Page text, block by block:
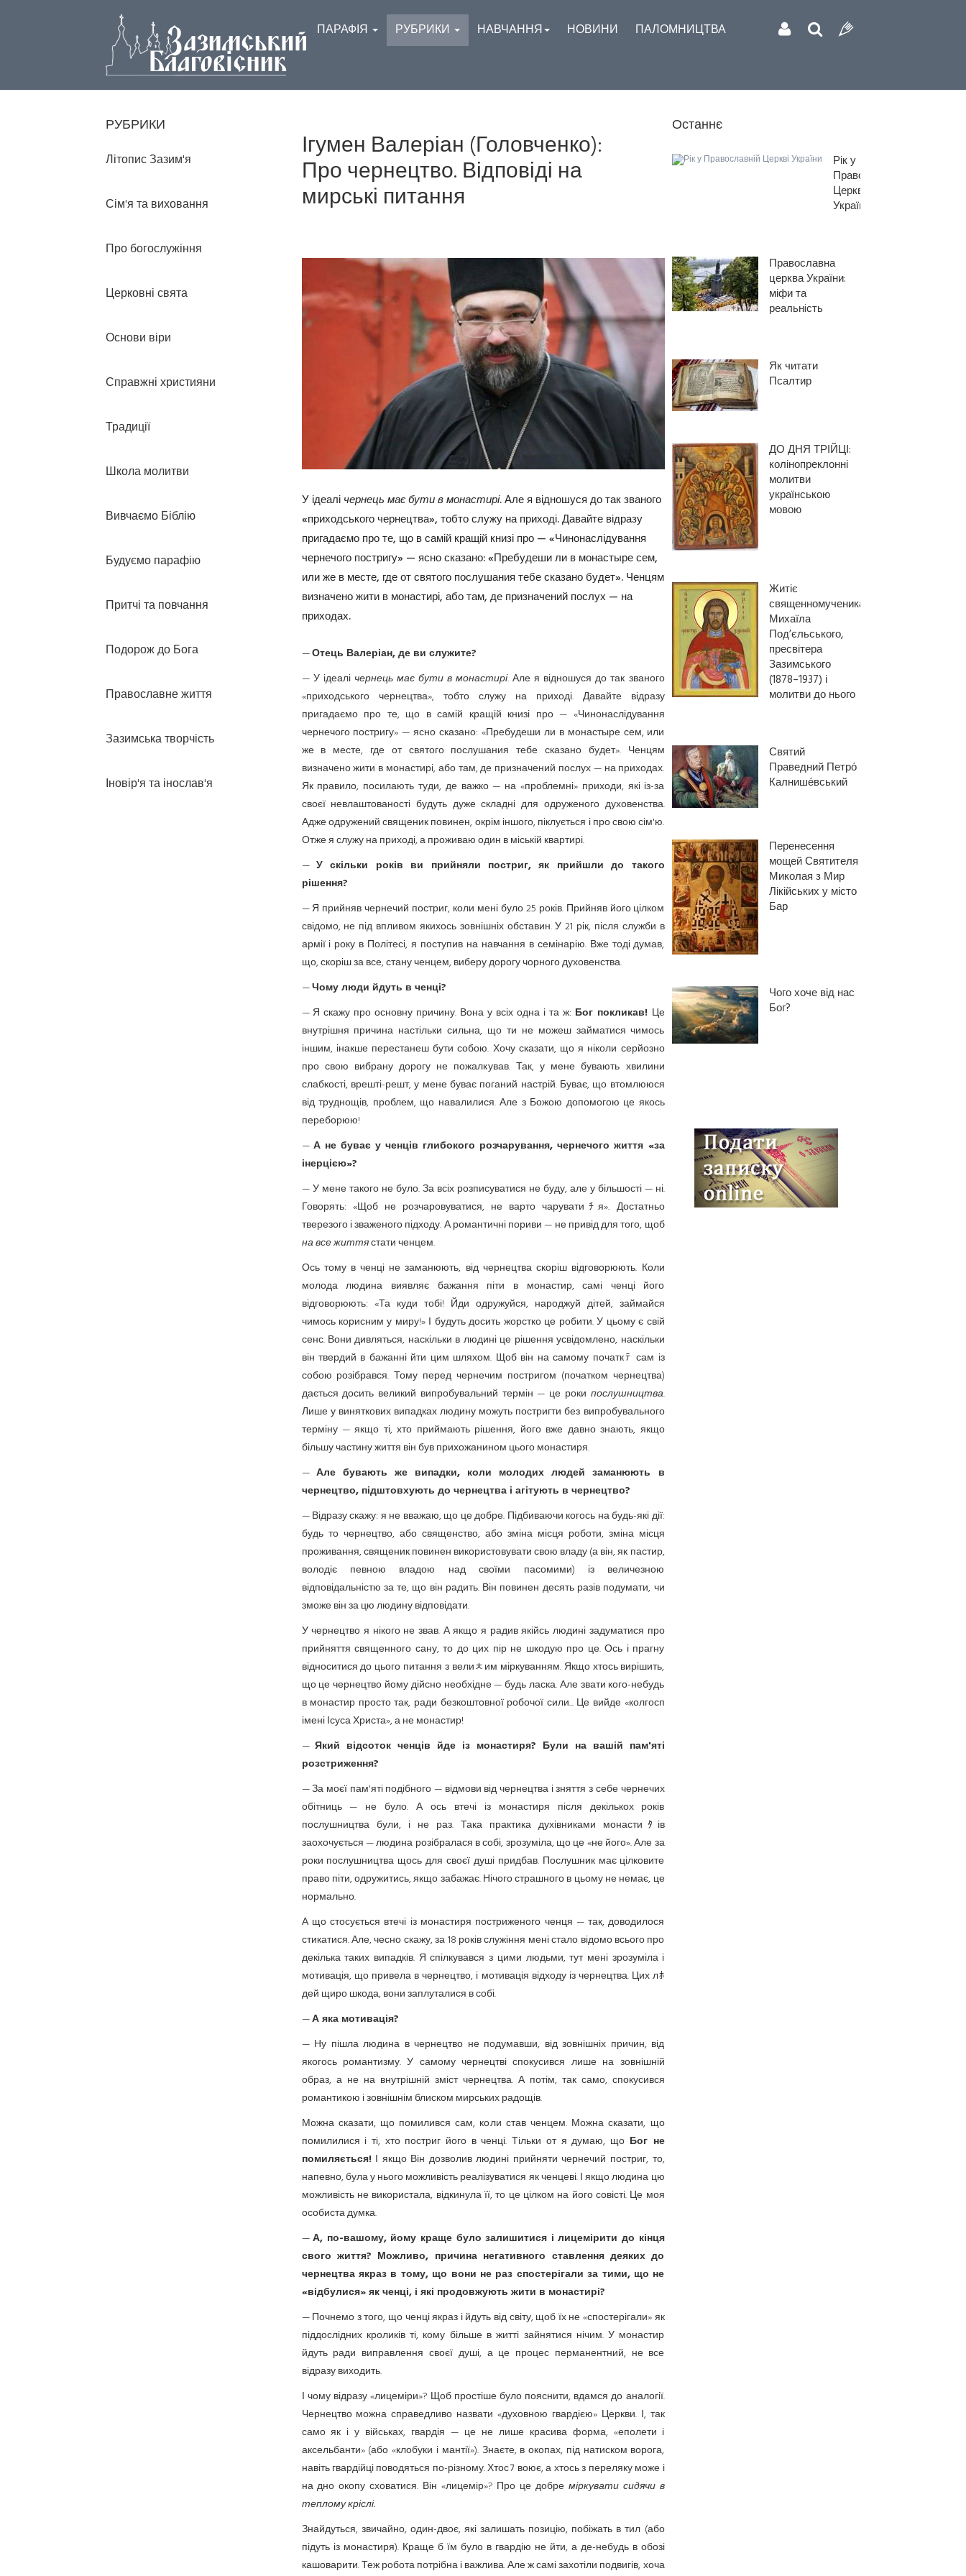
ПАРАФІЯ РУБРИКИ НАВЧАННЯ НОВИНИ ПАЛОМНИЦТВА
Ігумен Валеріан (Головченко):
Про чернецтво. Відповіді на
мирські питання
У ідеалі чернець має бути в монастирі. Але я відношуся до так званого
«приходського чернецтва», тобто служу на приході. Давайте відразу
пригадаємо про те, що в самій кращій книзі про — «Чинонаслідування
чернечого постригу» — ясно сказано: «Пребудеши ли в монастыре сем,
или же в месте, где от святого послушания тебе сказано будет». Ченцям
визначено жити в монастирі, або там, де призначений послух — на
приходах.
—Отець Валеріан, де ви служите?
— У ідеалі чернець має бути в монастирі. Але я відношуся до так званого
«приходського чернецтва», тобто служу на приході. Давайте відразу
пригадаємо про те, що в самій кращій книзі про — «Чинонаслідування
чернечого постригу» — ясно сказано: «Пребудеши ли в монастыре сем, или
же в месте, где от святого послушания тебе сказано будет». Ченцям
визначено жити в монастирі, або там, де призначений послух — на приходах.
Як правило, посилають туди, де важко — на «проблемні» приходи, які із-за
своєї невлаштованості будуть дуже складні для одруженого духовенства.
Адже одружений священик повинен, окрім іншого, піклується і про свою сім'ю.
Отже я служу на приході, а проживаю один в міській квартирі.
— У скільки років ви прийняли постриг, як прийшли до такого
рішення?
— Я прийняв чернечий постриг, коли мені було 25 років. Прийняв його цілком
свідомо, не під впливом якихось зовнішніх обставин. У 21 рік, після служби в
армії і року в Політесі, я поступив на навчання в семінарію. Вже тоді думав,
що, скоріш за все, стану ченцем, виберу дорогу чорного духовенства.
—Чому люди йдуть в ченці?
— Я скажу про основну причину. Вона у всіх одна і та ж: Бог покликав! Це
внутрішня причина настільки сильна, що ти не можеш займатися чимось
іншим, інакше перестанеш бути собою. Хочу сказати, що я ніколи серйозно
про свою вибрану дорогу не пожалкував. Так, у мене бувають хвилини
слабкості, врешті-решт, у мене буває поганий настрій. Буває, що втомлююся
від труднощів, проблем, що навалилися. Але з Божою допомогою це якось
переборюю!
— А не буває у ченців глибокого розчарування, чернечого життя «за
інерцією»?
— У мене такого не було. За всіх розписуватися не буду, але у більшості — ні.
Говорять: «Щоб не розчаровуватися, не варто чаруватиﾁя». Достатньо
тверезого і зваженого підходу. А романтичні пориви — не привід для того, щоб
на все життястати ченцем.
Ось тому в ченці не заманюють, від чернецтва скоріш відговорюють. Коли
молода людина виявляє бажання піти в монастир, самі ченці його
відговорюють: «Та куди тобі! Йди одружуйся, народжуй дітей, займайся
чимось корисним у миру!» І будуть досить жорстко це робити. У цьому є свій
сенс. Вони дивляться, наскільки в людині це рішення усвідомлено, наскільки
він твердий в бажанні йти цим шляхом. Щоб він на самому початкﾃ сам із
собою розібрався. Тому перед чернечим постригом (початком чернецтва)
дається досить великий випробувальний термін — це роки послушництва.
Лише у виняткових випадках людину можуть постригти без випробувального
терміну — якщо ті, хто приймають рішення, його вже давно знають, якщо
більшу частину життя він був прихожанином цього монастиря.
— Але бувають же випадки, коли молодих людей заманюють в
чернецтво, підштовхують до чернецтва і агітують в чернецтво?
— Відразу скажу: я не вважаю, що це добре. Підбиваючи когось на будь-які дії:
будь то чернецтво, або священство, або зміна місця роботи, зміна місця
проживання, священик повинен використовувати свою владу (а він, як пастир,
володіє певною владою над своїми пасомими) із величезною
відповідальністю за те, що він радить. Він повинен десять разів подумати, чи
зможе він за цю людину відповідати.
У чернецтво я нікого не звав. А якщо я радив якійсь людині задуматися про
прийняття священного сану, то до цих пір не шкодую про це. Ось і прагну
відноситися до цього питання з велиﾺим міркуванням. Якщо хтось вирішить,
що це чернецтво йому дійсно необхідне — будь ласка. Але звати кого-небудь
в монастир просто так, ради безкоштовної робочої сили... Це вийде «колгосп
імені Ісуса Христа», а не монастир!
—Який відсоток ченців йде із монастиря? Були на вашій пам'яті
розстриження?
— За моєї пам'яті подібного — відмови від чернецтва і зняття з себе чернечих
обітниць — не було. А ось втечі із монастиря після декількох років
послушництва були, і не раз. Така практика духівниками монастиﾀів
заохочується — людина розібралася в собі, зрозуміла, що це «не його». Але за
роки послушництва щось для своєї душі придбав. Послушник має цілковите
право піти, одружитись, якщо забажає. Нічого страшного в цьому не немає, це
нормально.
А що стосується втечі із монастиря постриженого ченця — так, доводилося
стикатися. Але, чесно скажу, за 18 років служіння мені стало відомо всього про
декілька таких випадків. Я спілкувався з цими людьми, тут мені зрозуміла і
мотивація, що привела в чернецтво, і мотивація відходу із чернецтва. Цих лﾎ
дей щиро шкода, вони заплуталися в собі.
—А яка мотивація?
— Ну пішла людина в чернецтво не подумавши, від зовнішніх причин, від
якогось романтизму. У самому чернецтві спокусився лише на зовнішній
образ, а не на внутрішній зміст чернецтва. А потім, так само, спокусився
романтикою і зовнішнім блиском мирських радощів.
Можна сказати, що помилився сам, коли став ченцем. Можна сказати, що
помилилися і ті, хто постриг його в ченці. Тільки от я думаю, що Бог не
помиляється!І якщо Він дозволив людині прийняти чернечий постриг, то,
напевно, була у нього можливість реалізуватися як ченцеві. І якщо людина цю
можливість не використала, відкинула її, то це цілком на його совісті. Це моя
особиста думка.
—А, по-вашому, йому краще було залишитися і лицемірити до кінця
свого життя? Можливо, причина негативного ставлення деяких до
чернецтва якраз в тому, що вони не раз спостерігали за тими, що не
«відбулися» як ченці, і які продовжують жити в монастирі?
— Почнемо з того, що ченці якраз і йдуть від світу, щоб їх не «спостерігали» як
піддослідних кроликів ті, кому більше в житті зайнятися нічим. У монастир
йдуть ради виправлення своєї душі, а це процес перманентний, не все
відразу виходить.
І чому відразу «лицеміри»? Щоб простіше було пояснити, вдамся до аналогії.
Чернецтво можна справедливо назвати «духовною гвардією» Церкви. І, так
само як і у військах, гвардія — це не лише красива форма, «еполети і
аксельбанти» (або «клобуки і мантії»). Знаєте, в окопах, під натиском ворога,
навіть гвардійці поводяться по-різному. Хтосﾌ воює, а хтось з переляку може і
на дно окопу сховатися. Він «лицемір»? Про це добре міркувати сидячи в
теплому кріслі.
Знайдуться, звичайно, один-двоє, які залишать позицію, побіжать в тил (або
підуть із монастиря). Краще б їм було в гвардію не йти, а де-небудь в обозі
кашоварити. Теж робота потрібна і важлива. Але ж самі захотіли подвигів, хоча
РУБРИКИ
Літопис Зазим'я
Сім'я та виховання
Про богослужіння
Церковні свята
Основи віри
Справжні християни
Традиції
Школа молитви
Вивчаємо Біблію
Будуємо парафію
Притчі та повчання
Подорож до Бога
Православне життя
Зазимська творчість
Іновір'я та інослав'я
Останнє
Рік у
Православній
Церкві
України
Православна
церква України:
міфи та
реальнiсть
Як читати
Псалтир
ДО ДНЯ ТРІЙЦІ:
колінопреклонні
молитви
українською
мовою
Житіє
священномученика
Михаїла
Под’єльського,
пресвітера
Зазимського
(1878–1937) і
молитви до нього
Святий
Праведний Петро́
Калнише́вський
Перенесення
мощей Святителя
Миколая з Мир
Лікійських у місто
Бар
Чого хоче від нас
Бог?